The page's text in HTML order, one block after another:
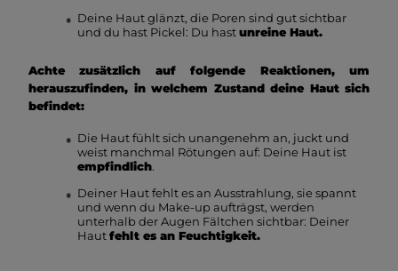
Deine Haut glänzt, die Poren sind gut sichtbar
und du hast Pickel: Du hastunreine Haut.
Achte zusätzlich auf folgende Reaktionen, um
herauszufinden, in welchem Zustand deine Haut sich
befindet:
Die Haut fühlt sich unangenehm an, juckt und
weist manchmal Rötungen auf: Deine Haut ist
empfindlich.
Deiner Haut fehlt es an Ausstrahlung, sie spannt
und wenn du Make-up aufträgst, werden
unterhalb der Augen Fältchen sichtbar: Deiner
Hautfehlt es an Feuchtigkeit.